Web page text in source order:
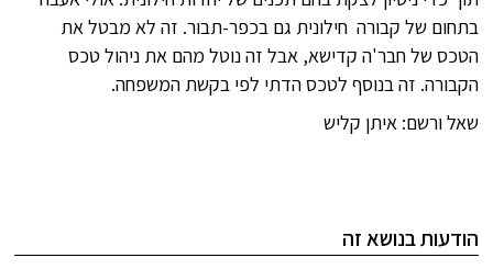
בתחום של קבורה חילונית גם בכפר-תבור. זה לא מבטל את
הטכס של חבר'ה קדישא, אבל זה נוטל מהם את ניהול טכס
הקבורה. זה בנוסף לטכס הדתי לפי בקשת המשפחה.
שאל ורשם: איתן קליש
הודעות בנושא זה